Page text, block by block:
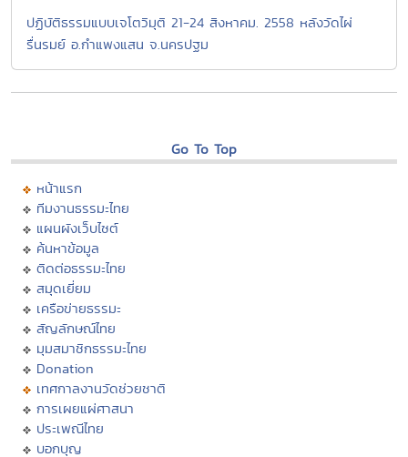
ปฏิบัติธรรมแบบเจโตวิมุติ 21-24 สิงหาคม. 2558 หลังวัดไผ่
รื่นรมย์ อ.กำแพงแสน จ.นครปฐม
Go To Top
หน้าแรก
ทีมงานธรรมะไทย
แผนผังเว็บไซต์
ค้นหาข้อมูล
ติดต่อธรรมะไทย
สมุดเยี่ยม
เครือข่ายธรรมะ
สัญลักษณ์ไทย
มุมสมาชิกธรรมะไทย
Donation
เทศกาลงานวัดช่วยชาติ
การเผยแผ่ศาสนา
ประเพณีไทย
บอกบุญ